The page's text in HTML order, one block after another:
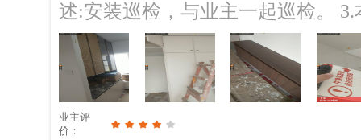
述:安装巡检，与业主一起巡检。
定情况等。 4.往期隐患跟进情况
现的问题隐患: 问题描述1.入户鞋柜层板下垂导致缝隙大小不一致，玻璃柜门大
小缝，需要加固处理好。2.书房
上面缺封板。3.厨房插座松动，吊
潮。4.主卧衣柜上面缺封板，有一
业主评
价：